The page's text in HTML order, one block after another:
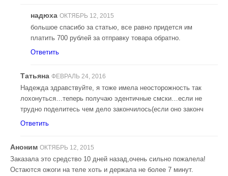
надюха ОКТЯБРЬ 12, 2015
большое спасибо за статью, все равно придется им
платить 700 рублей за отправку товара обратно.
Ответить
Татьяна ФЕВРАЛЬ 24, 2016
Надежда здравствуйте, я тоже имела неосторожность так
лохонуться…теперь получаю эдентичные смски…если не
трудно поделитесь чем дело закончилось(если оно законч
Ответить
Аноним ОКТЯБРЬ 12, 2015
Заказала это средство 10 дней назад,очень сильно пожалела!
Остаются ожоги на теле хоть и держала не более 7 минут.